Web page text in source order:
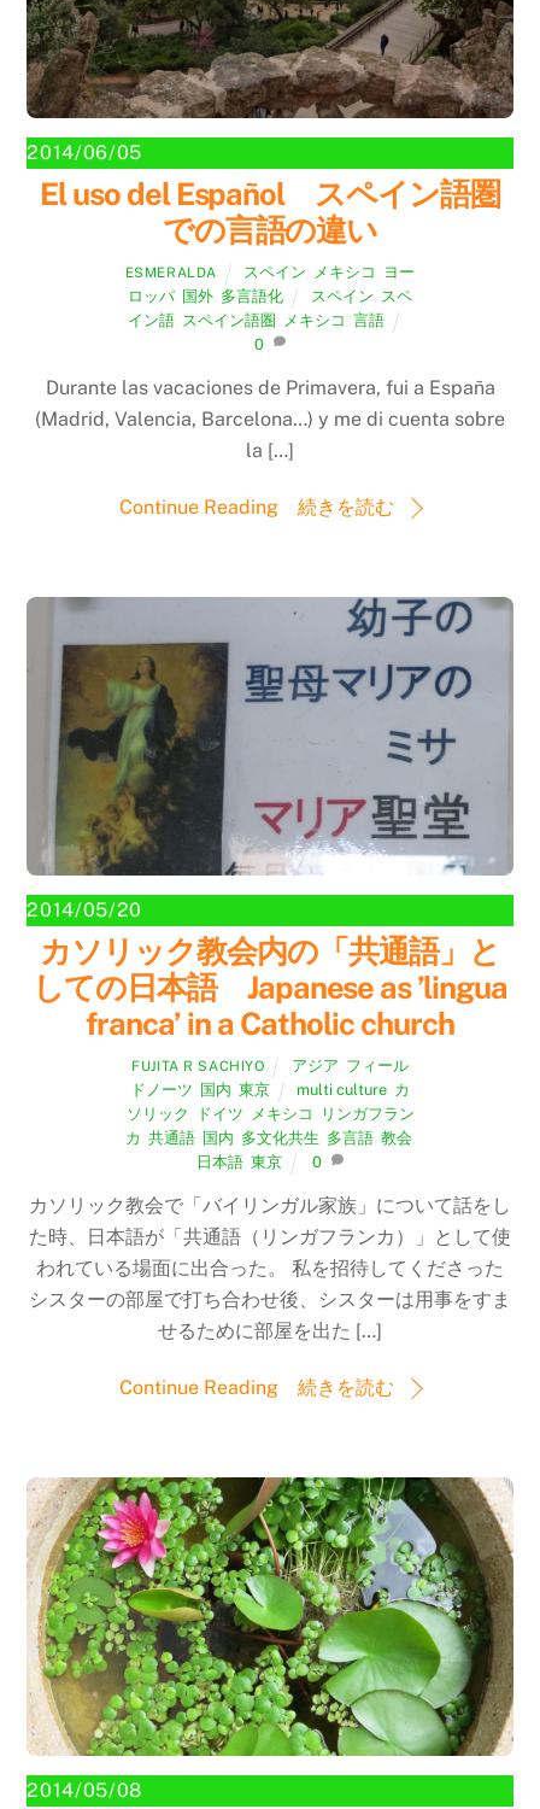
2014/06/05
El uso del Español スペイン語圏
での言語の違い
ESMERALDA スペイン メキシコ
ヨー
ロッパ 国外 多言語化 スペイン スペ
イン語 スペイン語圏 メキシコ ,言語
0
Durante las vacaciones de Primavera, fui a España
(Madrid, Valencia, Barcelona…) y me di cuenta sobre
la […]
Continue Reading 続きを読む
2014/05/20
カソリック教会内の「共通語」と
しての日本語 Japanese as ’lingua
franca’ in a Catholic church
FUJITA R SACHIYO アジア フィール
ドノーツ 国内 東京 multi culture カ
ソリック
ドイツ メキシコ
リンガフラン
カ 共通語, 国内 多文化共生 多言語, 教会
日本語, 東京 0
カソリック教会で「バイリンガル家族」について話をし
た時、日本語が「共通語（リンガフランカ）」として使
われている場面に出合った。 私を招待してくださった
シスターの部屋で打ち合わせ後、シスターは用事をすま
せるために部屋を出た […]
Continue Reading 続きを読む
2014/05/08